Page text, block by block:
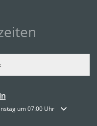
auszublenden
um 07:00 Uhr